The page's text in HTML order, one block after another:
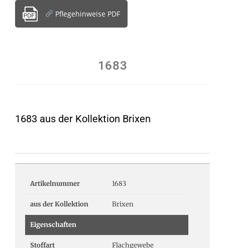
Pflegehinweise PDF
1683
1683 aus der Kollektion Brixen
Artikelnummer 1683
aus der Kollektion Brixen
Eigenschaften
Stoffart Flachgewebe